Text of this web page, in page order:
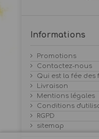
Informations
Promotions
Contactez-nous
Qui est la fée des
Livraison
Mentions légales
Conditions
RGPD
sitemap